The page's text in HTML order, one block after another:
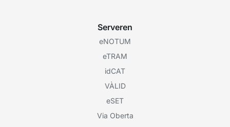
Serveren
eNOTUM
eTRAM
idCAT
VÀLID
eSET
Via Oberta